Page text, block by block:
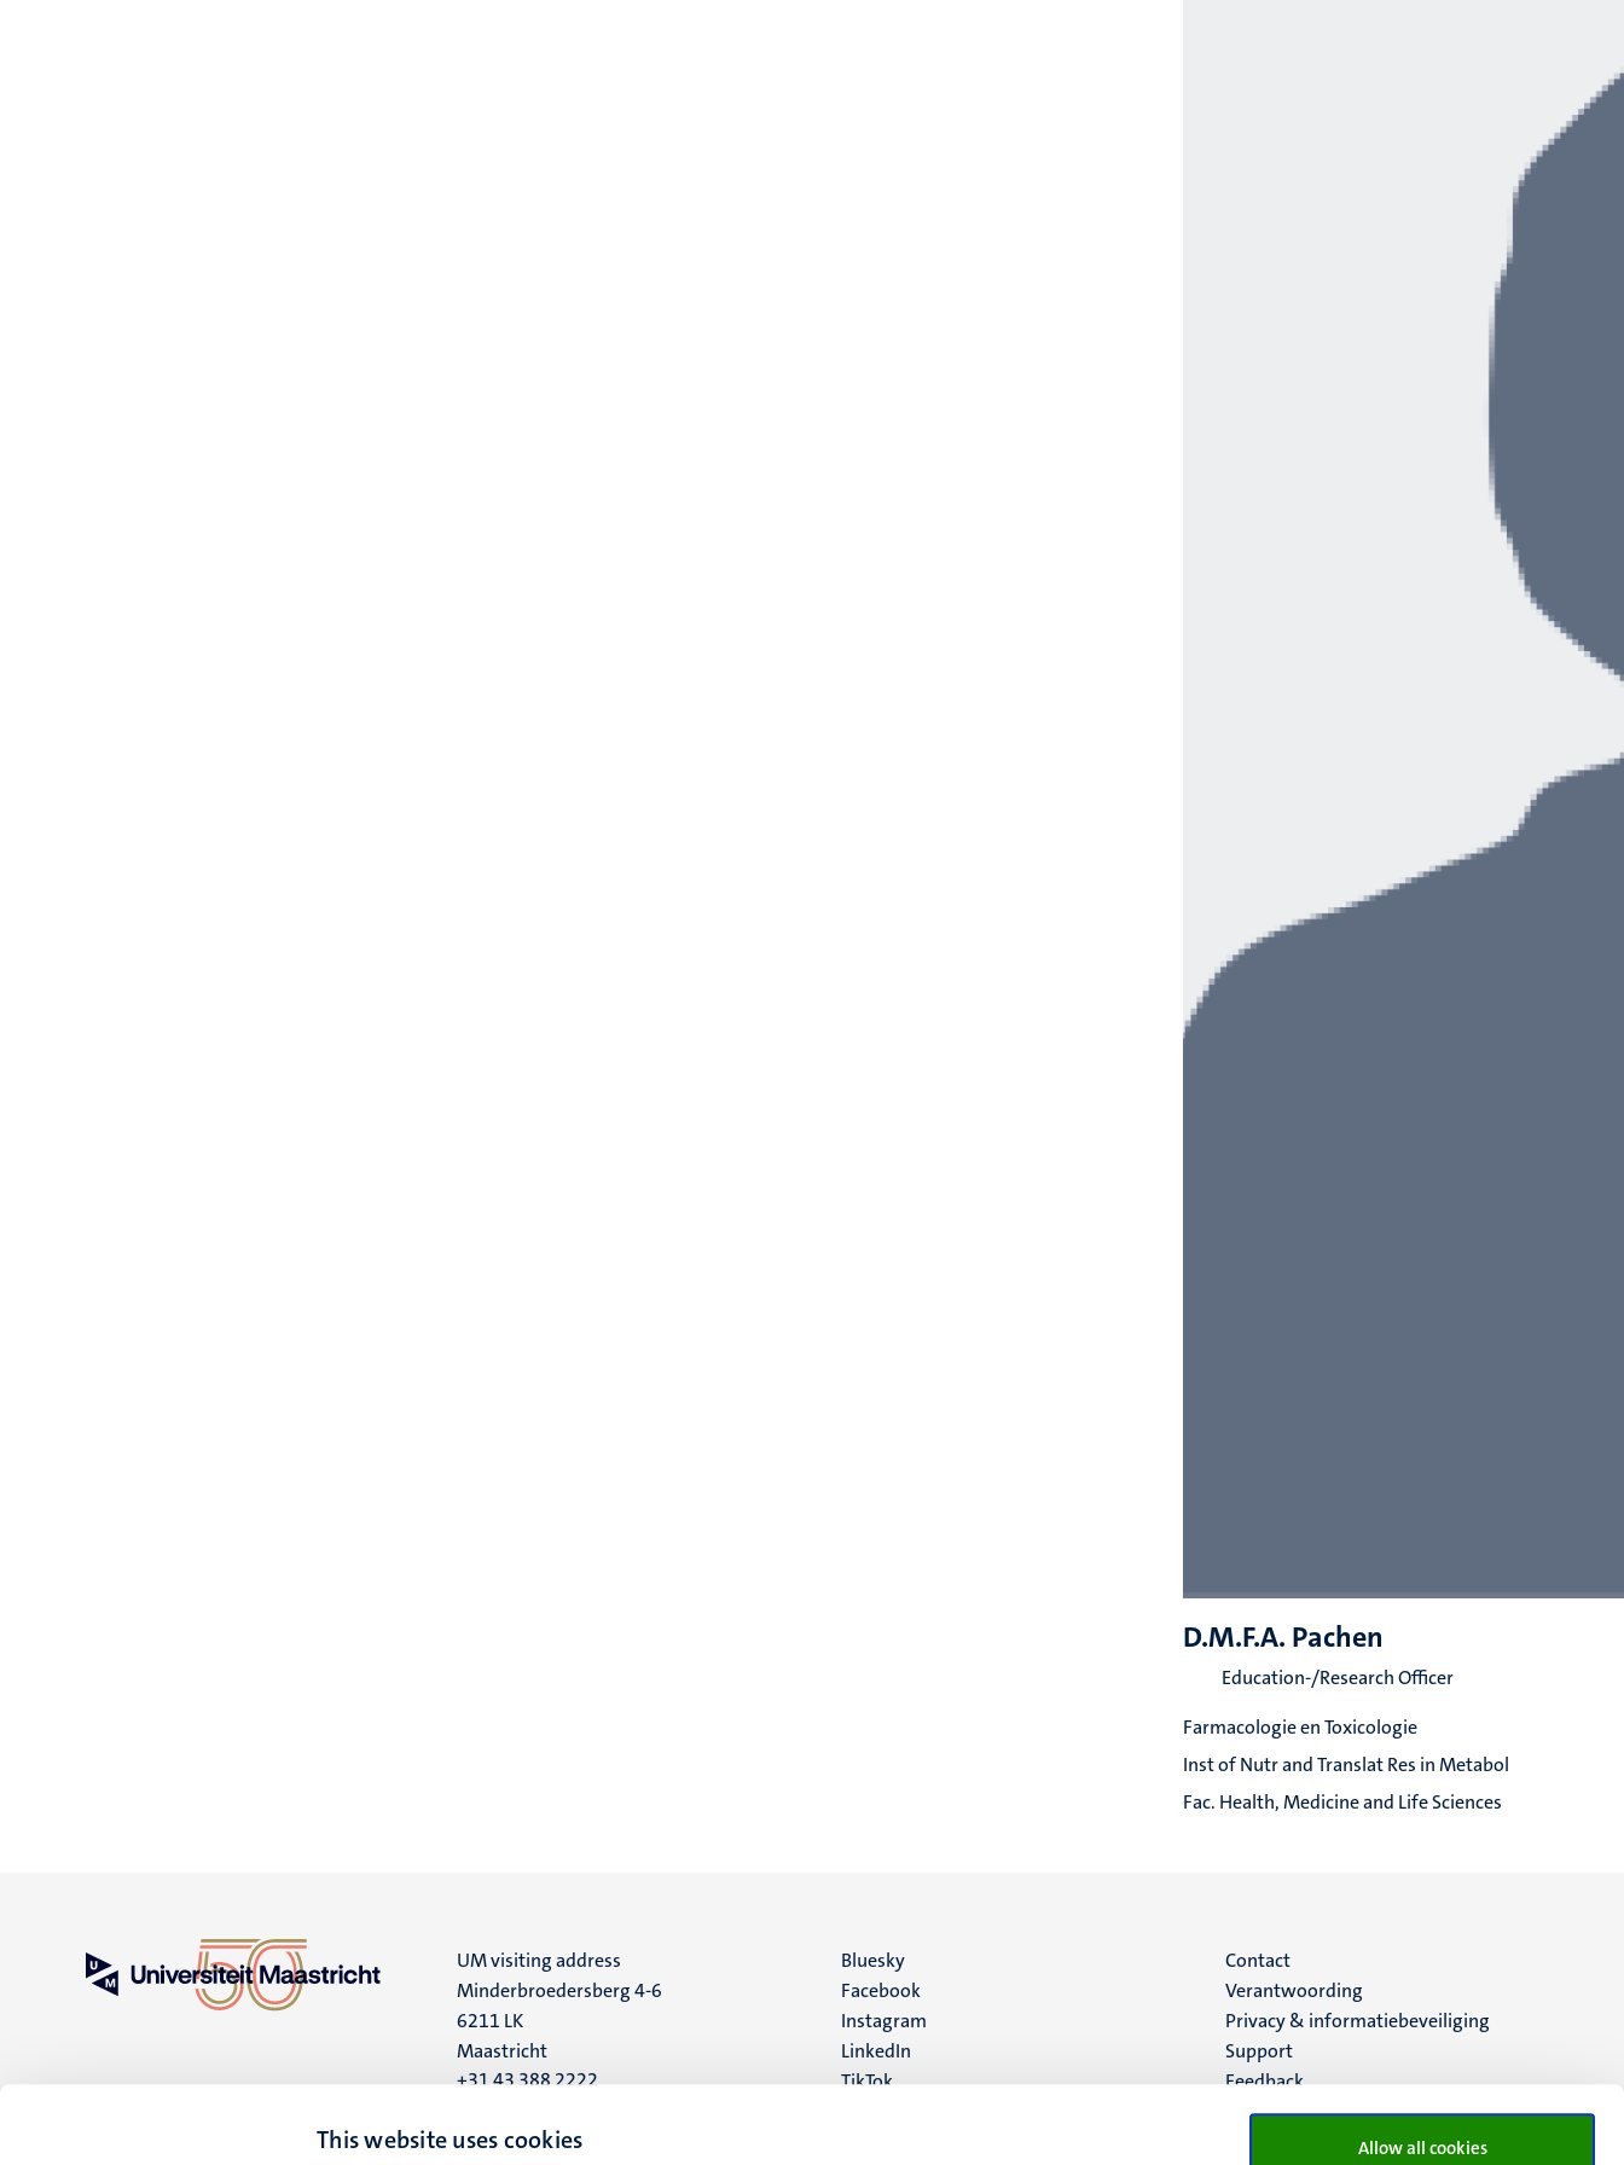
This website uses cookies Allow all cookies
D.M.F.A. Pachen
Education-/Research Officer
Farmacologie en Toxicologie
Inst of Nutr and Translat Res in Metabol
Fac. Health, Medicine and Life Sciences
UM visiting address
Minderbroedersberg 4-6
6211 LK
Maastricht
+31 43 388 2222
UM postal address
Social
media
Bluesky
Facebook
Instagram
LinkedIn
TikTok
Menu
footer
(NL)
Contact
Verantwoording
Privacy & informatiebeveiliging
Support
Feedback